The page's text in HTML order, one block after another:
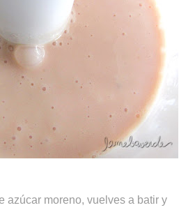
azúcar moreno, vuelves a batir y